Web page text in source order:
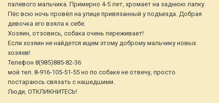
палевого мальчика. Примерно 4-5 лет, хромает на заднюю лапку.
Пёс всю ночь провёл на улице привязанный у подъезда. Добрая
девочка его взяла к себе.
Хозяин, отзовись, собака очень переживает!
Если хозяин не найдется ищем этому доброму мальчику новых
хозяев!
Телефон 8(985)885-82-36
мой тел. 8-916-105-51-55 но по собаке не отвечу, просто
постараюсь связать с нашедшими.
Люди, ОТКЛИКНИТЕСЬ!